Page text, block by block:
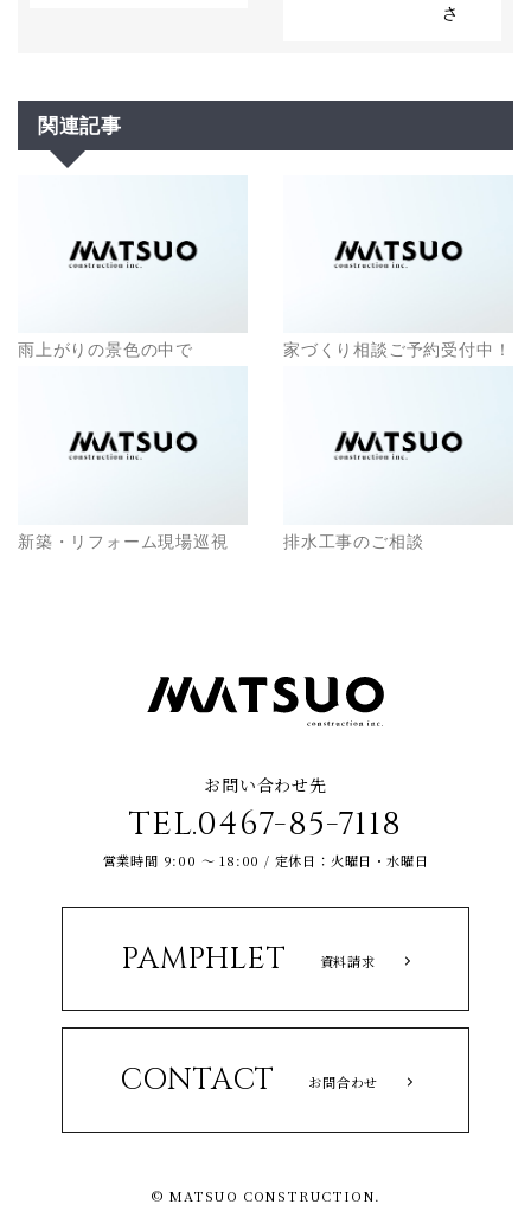
さ
関連記事
雨上がりの景色の中で 家づくり相談ご予約受付中！
新築・リフォーム現場巡視 排水工事のご相談
お問い合わせ先
TEL.0467-85-7118
営業時間 9:00 ～ 18:00 / 定休日：火曜日・水曜日
PAMPHLET 資料請求
CONTACT お問合わせ
© MATSUO CONSTRUCTION.